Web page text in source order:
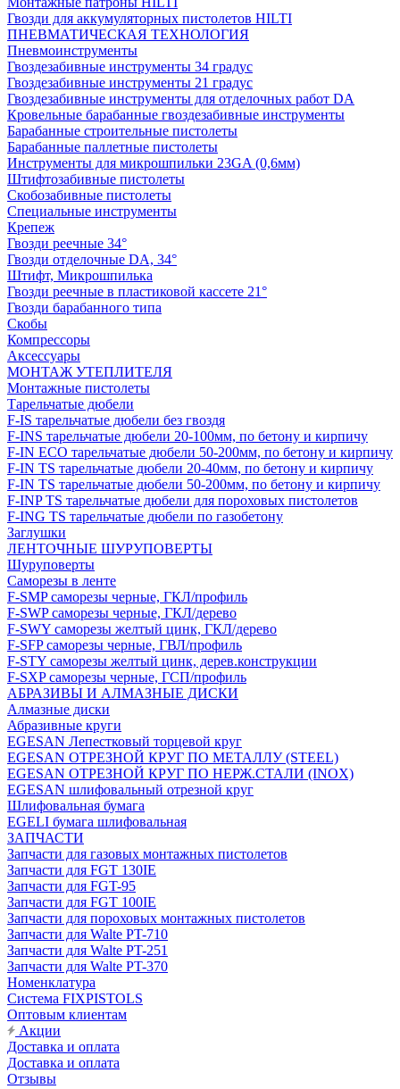
Гвозди для аккумуляторных пистолетов HILTI
ПНЕВМАТИЧЕСКАЯ ТЕХНОЛОГИЯ
Пневмоинструменты
Гвоздезабивные инструменты 34 градус
Гвоздезабивные инструменты 21 градус
Гвоздезабивные инструменты для отделочных работ DA
Кровельные барабанные гвоздезабивные инструменты
Барабанные строительные пистолеты
Барабанные паллетные пистолеты
Инструменты для микрошпильки 23GA (0,6мм)
Штифтозабивные пистолеты
Скобозабивные пистолеты
Специальные инструменты
Крепеж
Гвозди реечные 34°
Гвозди отделочные DA, 34°
Штифт, Микрошпилька
Гвозди реечные в пластиковой кассете 21°
Гвозди барабанного типа
Скобы
Компрессоры
Аксессуары
МОНТАЖ УТЕПЛИТЕЛЯ
Монтажные пистолеты
Тарельчатые дюбели
F-IS тарельчатые дюбели без гвоздя
F-INS тарельчатые дюбели 20-100мм, по бетону и кирпичу
F-IN ECO тарельчатые дюбели 50-200мм, по бетону и кирпичу
F-IN TS тарельчатые дюбели 20-40мм, по бетону и кирпичу
F-IN TS тарельчатые дюбели 50-200мм, по бетону и кирпичу
F-INP TS тарельчатые дюбели для пороховых пистолетов
F-ING TS тарельчатые дюбели по газобетону
Заглушки
ЛЕНТОЧНЫЕ ШУРУПОВЕРТЫ
Шуруповерты
Саморезы в ленте
F-SMP саморезы черные, ГКЛ/профиль
F-SWP саморезы черные, ГКЛ/дерево
F-SWY саморезы желтый цинк, ГКЛ/дерево
F-SFP саморезы черные, ГВЛ/профиль
F-STY саморезы желтый цинк, дерев.конструкции
F-SXP саморезы черные, ГСП/профиль
АБРАЗИВЫ И АЛМАЗНЫЕ ДИСКИ
Алмазные диски
Абразивные круги
EGESAN Лепестковый торцевой круг
EGESAN ОТРЕЗНОЙ КРУГ ПО МЕТАЛЛУ (STEEL)
EGESAN ОТРЕЗНОЙ КРУГ ПО НЕРЖ.СТАЛИ (INOX)
EGESAN шлифовальный отрезной круг
Шлифовальная бумага
EGELI бумага шлифовальная
ЗАПЧАСТИ
Запчасти для газовых монтажных пистолетов
Запчасти для FGT 130IE
Запчасти для FGT-95
Запчасти для FGT 100IE
Запчасти для пороховых монтажных пистолетов
Запчасти для Walte PT-710
Запчасти для Walte PT-251
Запчасти для Walte PT-370
Номенклатура
Система FIXPISTOLS
Оптовым клиентам
Акции
Доставка и оплата
Доставка и оплата
Отзывы